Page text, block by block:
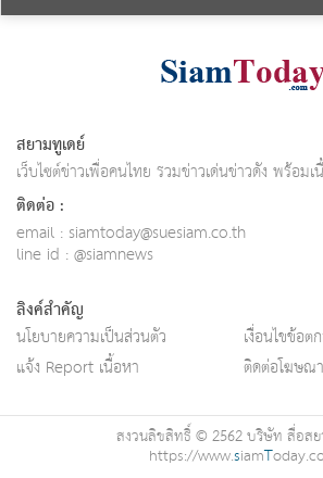
สยามทูเดย์
เว็บไซต์ข่าวเพื่อคนไทย รวมข่าวเด่นข่าวดัง พร้อม
ติดต่อ :
email : siamtoday@suesiam.co.th
line id : @siamnews
ลิงค์สำคัญ
นโยบายความเป็นส่วนตัว
เงื่อนไขข้อต
แจ้ง Report เนื้อหา
ติดต่อโฆษณา
สงวนลิขสิทธิ์ © 2562 บริษัท สื่อสย
https://www.siamT